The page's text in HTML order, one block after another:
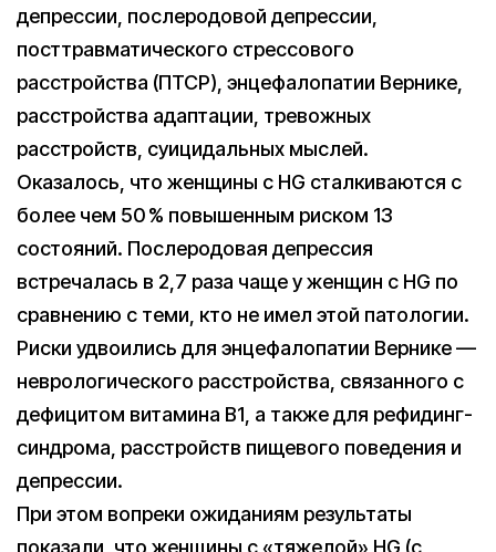
депрессии, послеродовой депрессии,
посттравматического стрессового
расстройства (ПТСР), энцефалопатии Вернике,
расстройства адаптации, тревожных
расстройств, суицидальных мыслей.
Оказалось, что женщины с HG сталкиваются с
более чем 50 % повышенным риском 13
состояний. Послеродовая депрессия
встречалась в 2,7 раза чаще у женщин с HG по
сравнению с теми, кто не имел этой патологии.
Риски удвоились для энцефалопатии Вернике —
неврологического расстройства, связанного с
дефицитом витамина B1, а также для рефидинг-
синдрома, расстройств пищевого поведения и
депрессии.
При этом вопреки ожиданиям результаты